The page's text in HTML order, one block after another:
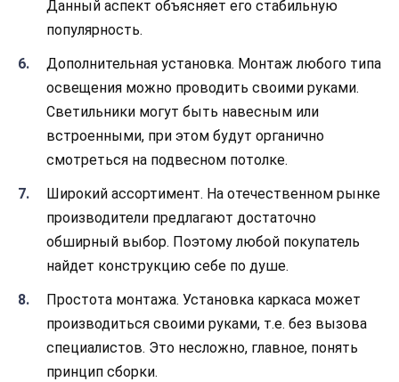
Данный аспект объясняет его стабильную
популярность.
Дополнительная установка. Монтаж любого типа
освещения можно проводить своими руками.
Светильники могут быть навесным или
встроенными, при этом будут органично
смотреться на подвесном потолке.
Широкий ассортимент. На отечественном рынке
производители предлагают достаточно
обширный выбор. Поэтому любой покупатель
найдет конструкцию себе по душе.
Простота монтажа. Установка каркаса может
производиться своими руками, т.е. без вызова
специалистов. Это несложно, главное, понять
принцип сборки.